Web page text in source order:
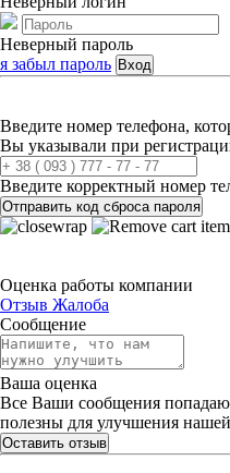
Неверный пароль
я забыл пароль Вход
Введите номер телефона,
Вы указывали при
Введите корректный номер
Отправить код сброса пароля
Оценка работы компании
Отзыв Жалоба
Сообщение
Ваша оценка
Все Ваши сообщения
полезны для улучшения
Оставить отзыв